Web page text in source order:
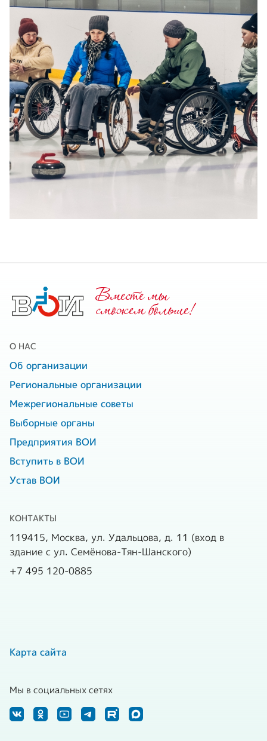
Вместе мы
cможем больше!
О НАС
Об организации
Региональные организации
Межрегиональные советы
Выборные органы
Предприятия ВОИ
Вступить в ВОИ
Устав ВОИ
КОНТАКТЫ
119415, Москва, ул. Удальцова, д. 11 (вход в
здание с ул. Семёнова-Тян-Шанского)
+7 495 120-0885
Карта сайта
Мы в социальных сетях